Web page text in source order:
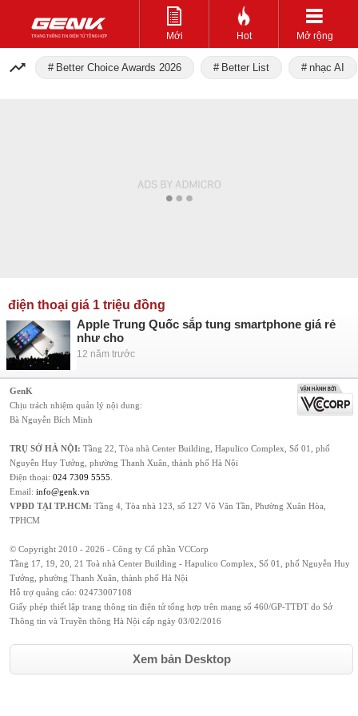
Mới Hot Mở rộng
Better Choice Awards 2026 Better List nhạc AI
điện thoại giá 1 triệu đồng
Apple Trung Quốc sắp tung smartphone giá rẻ
như cho
12 năm trước
GenK
Chịu trách nhiệm quản lý nội dung:
Bà Nguyễn Bích Minh
TRỤ SỞ HÀ NỘI: Tầng 22, Tòa nhà Center Building, Hapulico Complex, Số 01, phố
Nguyễn Huy Tưởng, phường Thanh Xuân, thành phố Hà Nội
Điện thoại: 024 7309 5555
Email: info@genk.vn
VPĐD TẠI TP.HCM: Tầng 4, Tòa nhà 123, số 127 Võ Văn Tần, Phường Xuân Hòa,
TPHCM
© Copyright 2010 - 2026 - Công ty Cổ phần VCCorp
Tầng 17, 19, 20, 21 Toà nhà Center Building - Hapulico Complex, Số 01, phố Nguyễn Huy
Tưởng, phường Thanh Xuân, thành phố Hà Nội
Hỗ trợ quảng cáo: 02473007108
Giấy phép thiết lập trang thông tin điện tử tổng hợp trên mạng số 460/GP-TTĐT do Sở
Thông tin và Truyền thông Hà Nội cấp ngày 03/02/2016
Xem bản Desktop